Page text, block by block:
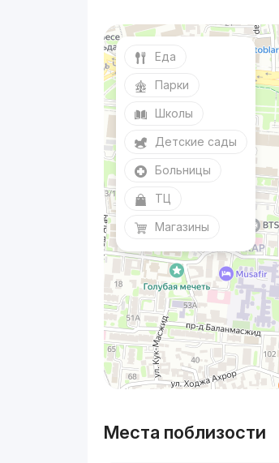
Еда
Парки
Школы
Детские сады
Больницы
ТЦ
Магазины
Места поблизости